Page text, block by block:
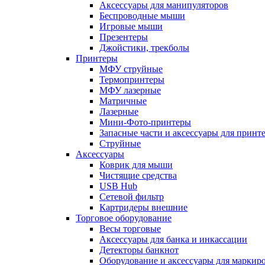
Аксессуары для манипуляторов
Беспроводные мыши
Игровые мыши
Презентеры
Джойстики, трекболы
Принтеры
МФУ струйные
Термопринтеры
МФУ лазерные
Матричные
Лазерные
Мини-Фото-принтеры
Запасные части и аксессуары для
Струйные
Аксессуары
Коврик для мыши
Чистящие средства
USB Hub
Сетевой фильтр
Картридеры внешние
Торговое оборудование
Весы торговые
Аксессуары для банка и инкассации
Детекторы банкнот
Оборудование и аксессуары для